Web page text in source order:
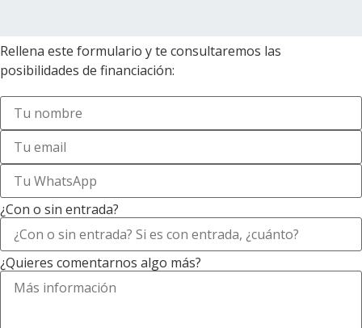
Rellena este formulario y te consultaremos las
posibilidades de financiación:
¿Con o sin entrada?
¿Quieres comentarnos algo más?